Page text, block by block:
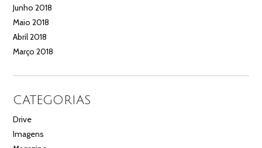
Junho 2018
Maio 2018
Abril 2018
Março 2018
CATEGORIAS
Drive
Imagens